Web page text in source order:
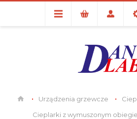
Urządzenia grzewcze
Cieplarki z wymuszonym